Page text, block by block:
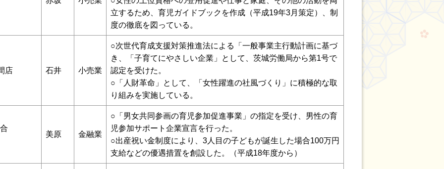
立するため、育児ガイドブックを作成（平成19年3月策定）、制
度の徹底を図っている。
店 石井 小売業
○次世代育成支援対策推進法による「一般事業主行動計画に基づ
き、「子育てにやさしい企業」として、茨城労働局から第1号で
認定を受けた。
○「人財革命」として、「女性躍進の社風づくり」に積極的な取
り組みを実施している。
美原 金融業
○「男女共同参画の育児参加促進事業」の指定を受け、男性の育
児参加サポート企業宣言を行った。
○出産祝い金制度により、3人目の子どもが誕生した場合100万円
支給などの優遇措置を創設した。（平成18年度から）